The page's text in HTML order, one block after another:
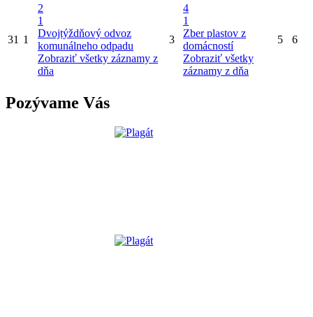
31 1
2
1
Dvojtýždňový odvoz
komunálneho odpadu
Zobraziť všetky záznamy z
dňa
3
4
1
Zber plastov z
domácností
Zobraziť všetky
záznamy z dňa
5 6
Pozývame Vás